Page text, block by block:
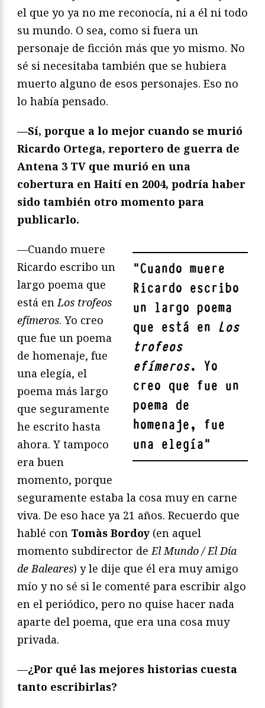
el que yo ya no me reconocía, ni a él ni todo
su mundo. O sea, como si fuera un
personaje de ficción más que yo mismo. No
sé si necesitaba también que se hubiera
muerto alguno de esos personajes. Eso no
lo había pensado.
—Sí, porque a lo mejor cuando se murió
Ricardo Ortega, reportero de guerra de
Antena 3 TV que murió en una
cobertura en Haití en 2004, podría haber
sido también otro momento para
publicarlo.
"Cuando muere
Ricardo escribo
un largo poema
que está en Los
trofeos
efímeros. Yo
creo que fue un
poema de
homenaje, fue
una elegía"
—Cuando muere
Ricardo escribo un
largo poema que
está en Los trofeos
efímeros. Yo creo
que fue un poema
de homenaje, fue
una elegía, el
poema más largo
que seguramente
he escrito hasta
ahora. Y tampoco
era buen
momento, porque
seguramente estaba la cosa muy en carne
viva. De eso hace ya 21 años. Recuerdo que
hablé con Tomàs Bordoy (en aquel
momento subdirector de El Mundo / El Día
de Baleares) y le dije que él era muy amigo
mío y no sé si le comenté para escribir algo
en el periódico, pero no quise hacer nada
aparte del poema, que era una cosa muy
privada.
—¿Por qué las mejores historias cuesta
tanto escribirlas?